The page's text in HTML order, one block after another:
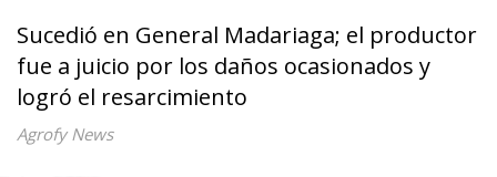
Sucedió en General Madariaga; el productor
fue a juicio por los daños ocasionados y
logró el resarcimiento
Agrofy News